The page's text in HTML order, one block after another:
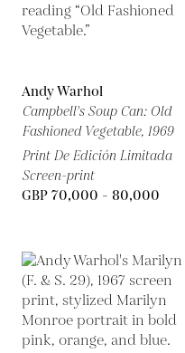
Andy Warhol
Campbell's Soup Can: Old
Fashioned Vegetable, 1969
Print De Edición Limitada
Screen-print
GBP 70,000 - 80,000